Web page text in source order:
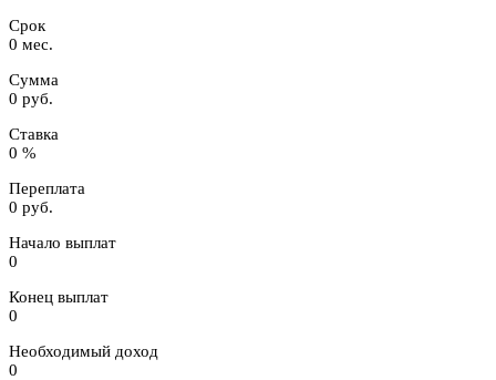
Срок
0 мес.
Сумма
0 руб.
Ставка
0 %
Переплата
0 руб.
Начало выплат
0
Конец выплат
0
Необходимый доход
0